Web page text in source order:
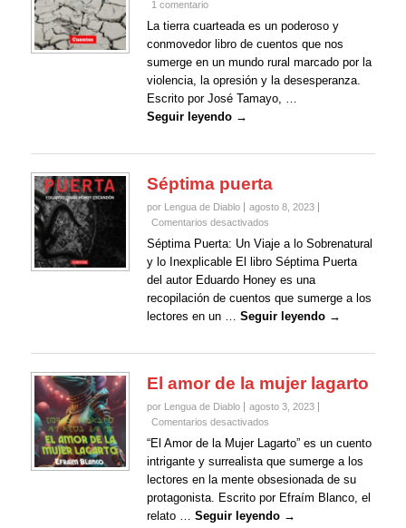
1 comentario
La tierra cuarteada es un poderoso y
conmovedor libro de cuentos que nos
sumerge en un mundo rural marcado por la
violencia, la opresión y la desesperanza.
Escrito por José Tamayo, …
Seguir leyendo →
Séptima puerta
por Lengua de Diablo
agosto 8, 2023
Comentarios desactivadosen
Séptima
puerta
Séptima Puerta: Un Viaje a lo Sobrenatural
y lo Inexplicable El libro Séptima Puerta
del autor Eduardo Honey es una
recopilación de cuentos que sumerge a los
lectores en un … Seguir leyendo →
El amor de la mujer lagarto
por Lengua de Diablo
agosto 3, 2023
Comentarios desactivadosen
amor
de
la
mujer
lagarto
“El Amor de la Mujer Lagarto” es un cuento
intrigante y surrealista que sumerge a los
lectores en la mente obsesionada de su
protagonista. Escrito por Efraím Blanco, el
relato … Seguir leyendo →